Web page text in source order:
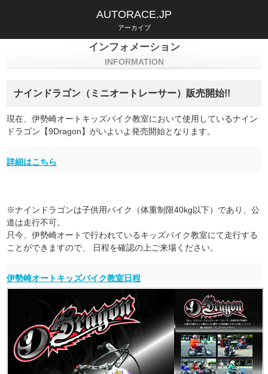
AUTORACE.JP
アーカイブ
インフォメーション
INFORMATION
ナインドラゴン（ミニオートレーサー）販売開始!!
現在、伊勢崎オートキッズバイク教室において使用しているナイン
ドラゴン【9Dragon】がいよいよ発売開始となります。
詳細はこちら
※ナインドラゴンは子供用バイク（体重制限40kg以下）であり、公
道は走行不可。
只今、伊勢崎オートで行われているキッズバイク教室にて走行する
ことができますので、 日程を確認の上ご来場ください。
伊勢崎オートキッズバイク教室日程